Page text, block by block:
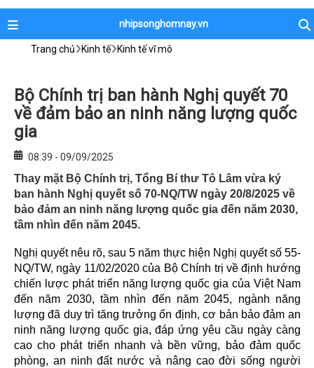
nhipsonghomnay.vn
Trang chủ Kinh tế Kinh tế vĩ mô
Bộ Chính trị ban hành Nghị quyết 70
về đảm bảo an ninh năng lượng quốc
gia
08:39 - 09/09/2025
Thay mặt Bộ Chính trị, Tổng Bí thư Tô Lâm vừa ký
ban hành Nghị quyết số 70-NQ/TW ngày 20/8/2025 về
bảo đảm an ninh năng lượng quốc gia đến năm 2030,
tầm nhìn đến năm 2045.
Nghị quyết nêu rõ, sau 5 năm thực hiện Nghị quyết số 55-
NQ/TW, ngày 11/02/2020 của Bộ Chính trị về định hướng
chiến lược phát triển năng lượng quốc gia của Việt Nam
đến năm 2030, tầm nhìn đến năm 2045, ngành năng
lượng đã duy trì tăng trưởng ổn định, cơ bản bảo đảm an
ninh năng lượng quốc gia, đáp ứng yêu cầu ngày càng
cao cho phát triển nhanh và bền vững, bảo đảm quốc
phòng, an ninh đất nước và nâng cao đời sống người